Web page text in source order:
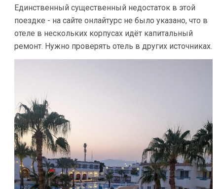
Единственный существенный недостаток в этой
поездке - на сайте онлайтурс не было указано, что в
отеле в нескольких корпусах идёт капитальный
ремонт. Нужно проверять отель в других источниках.